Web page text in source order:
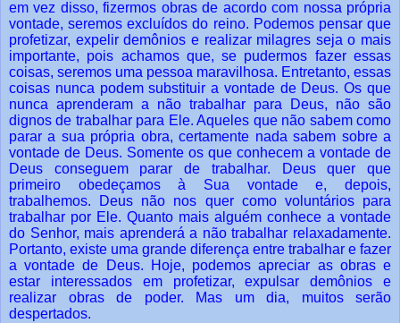
em vez disso, fizermos obras de acordo com nossa própria
vontade, seremos excluídos do reino. Podemos pensar que
profetizar, expelir demônios e realizar milagres seja o mais
importante, pois achamos que, se pudermos fazer essas
coisas, seremos uma pessoa maravilhosa. Entretanto, essas
coisas nunca podem substituir a vontade de Deus. Os que
nunca aprenderam a não trabalhar para Deus, não são
dignos de trabalhar para Ele. Aqueles que não sabem como
parar a sua própria obra, certamente nada sabem sobre a
vontade de Deus. Somente os que conhecem a vontade de
Deus conseguem parar de trabalhar. Deus quer que
primeiro obedeçamos à Sua vontade e, depois,
trabalhemos. Deus não nos quer como voluntários para
trabalhar por Ele. Quanto mais alguém conhece a vontade
do Senhor, mais aprenderá a não trabalhar relaxadamente.
Portanto, existe uma grande diferença entre trabalhar e fazer
a vontade de Deus. Hoje, podemos apreciar as obras e
estar interessados em profetizar, expulsar demônios e
realizar obras de poder. Mas um dia, muitos serão
despertados.